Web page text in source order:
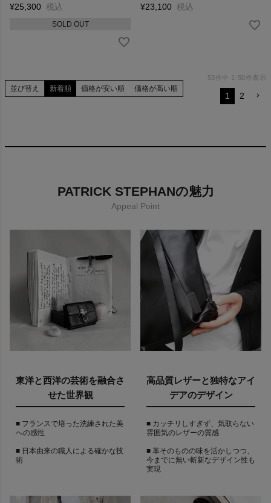
¥25,300 税込
SOLD OUT
¥23,100 税込
並び替え 新着順 価格が安い順 価格が高い順
53 件中 1 - 50 件表示
1 2
PATRICK STEPHANの魅力
Appeal Point
東洋と西洋の芸術を融合さ
せた世界観
■ フランスで培った洗練された美
への感性
■ 日本由来の職人による確かな技
術
高品質レザーと独特なアイ
デアのデザイン
■ カッチリしすぎず、気取らない
雰囲気のレザーの質感
■ 革そのものの味を活かしつつ、
今までに無い斬新なデザイン性も
実現